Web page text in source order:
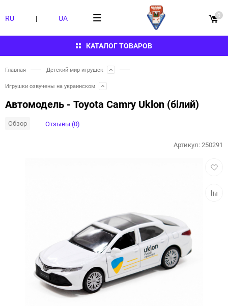
КАТАЛОГ ТОВАРОВ
RU | UA 0
Главная Детский мир игрушек
Игрушки озвучены на украинском
Автомодель - Toyota Camry Uklon (білий)
Обзор Отзывы (0)
Артикул:250291